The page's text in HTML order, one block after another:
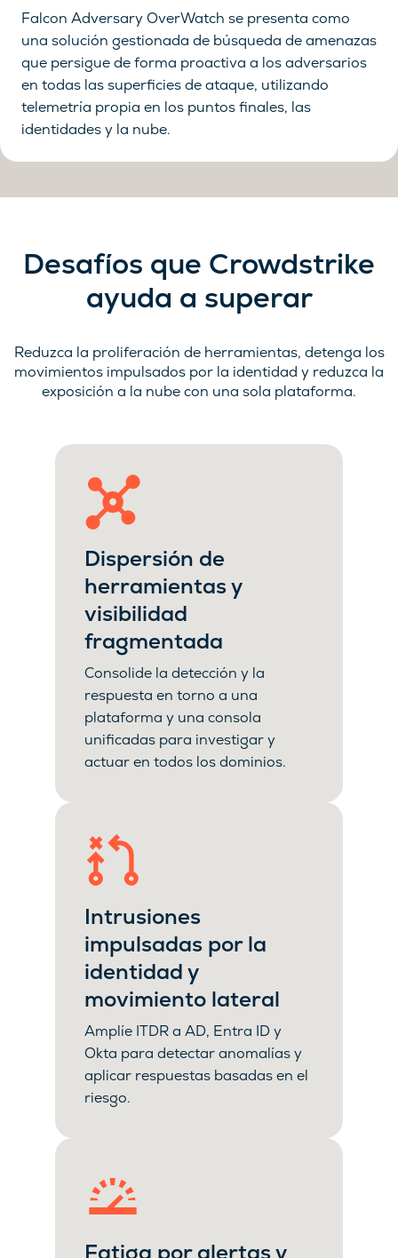
Falcon Adversary OverWatch se presenta como
una solución gestionada de búsqueda de amenazas
que persigue de forma proactiva a los adversarios
en todas las superficies de ataque, utilizando
telemetría propia en los puntos finales, las
identidades y la nube.
Desafíos que Crowdstrike
ayuda a superar
Reduzca la proliferación de herramientas, detenga los
movimientos impulsados por la identidad y reduzca la
exposición a la nube con una sola plataforma.
Dispersión de
herramientas y
visibilidad
fragmentada
Consolide la detección y la
respuesta en torno a una
plataforma y una consola
unificadas para investigar y
actuar en todos los dominios.
Intrusiones
impulsadas por la
identidad y
movimiento lateral
Amplíe ITDR a AD, Entra ID y
Okta para detectar anomalías y
aplicar respuestas basadas en el
riesgo.
Fatiga por alertas y